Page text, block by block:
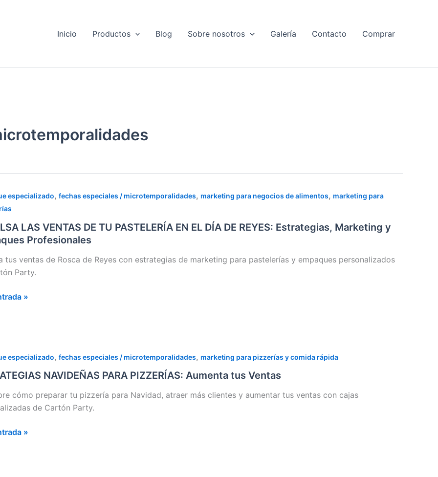
Inicio Productos Blog Sobre nosotros Galería Contacto Comprar
especializado, fechas especiales / microtemporalidades, marketing para negocios de alimentos, marketing para
LAS VENTAS DE TU PASTELERÍA EN EL DÍA DE REYES: Estrategias, Marketing y
Profesionales
tus ventas de Rosca de Reyes con estrategias de marketing para pastelerías y empaques personalizados
Party.
»
especializado, fechas especiales / microtemporalidades, marketing para pizzerías y comida rápida
NAVIDEÑAS PARA PIZZERÍAS: Aumenta tus Ventas
cómo preparar tu pizzería para Navidad, atraer más clientes y aumentar tus ventas con cajas
de Cartón Party.
»